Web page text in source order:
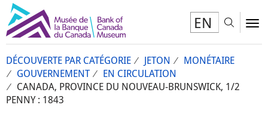
EN
DÉCOUVERTE PAR CATÉGORIE JETON
MONÉTAIRE
GOUVERNEMENT
EN CIRCULATION
CANADA, PROVINCE DU NOUVEAU-BRUNSWICK, 1/2
PENNY : 1843